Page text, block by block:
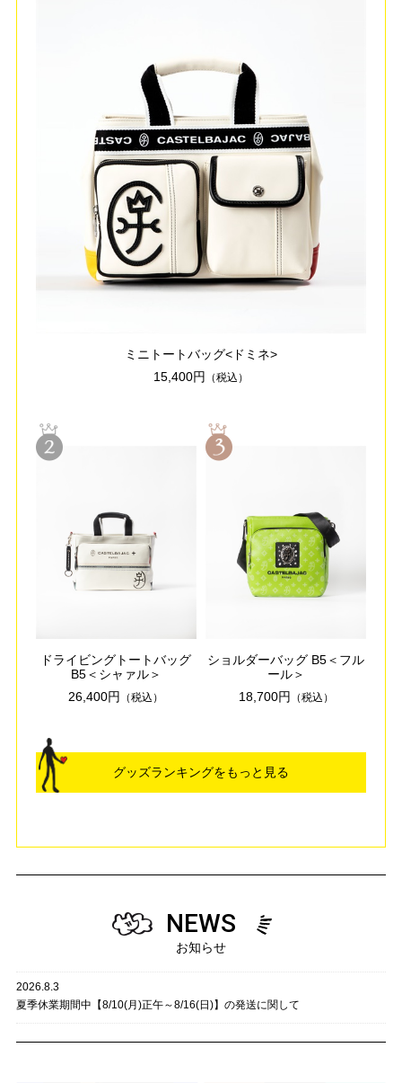
ミニトートバッグ<ドミネ>
15,400円 （税込）
ドライビングトートバッグ
B5＜シャァル＞
26,400円 （税込）
ショルダーバッグ B5＜フル
ール＞
18,700円 （税込）
グッズランキングをもっと見る
NEWS
お知らせ
2026.8.3
夏季休業期間中【8/10(月)正午～8/16(日)】の発送に関して